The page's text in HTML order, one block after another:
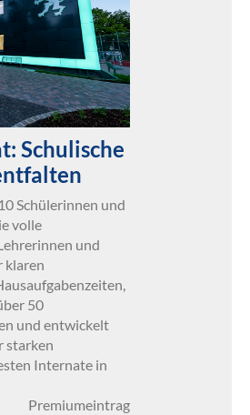
Schulische
Schülerinnen und
volle
und
klaren
50
und entwickelt
starken
Internate in
Premiumeintrag